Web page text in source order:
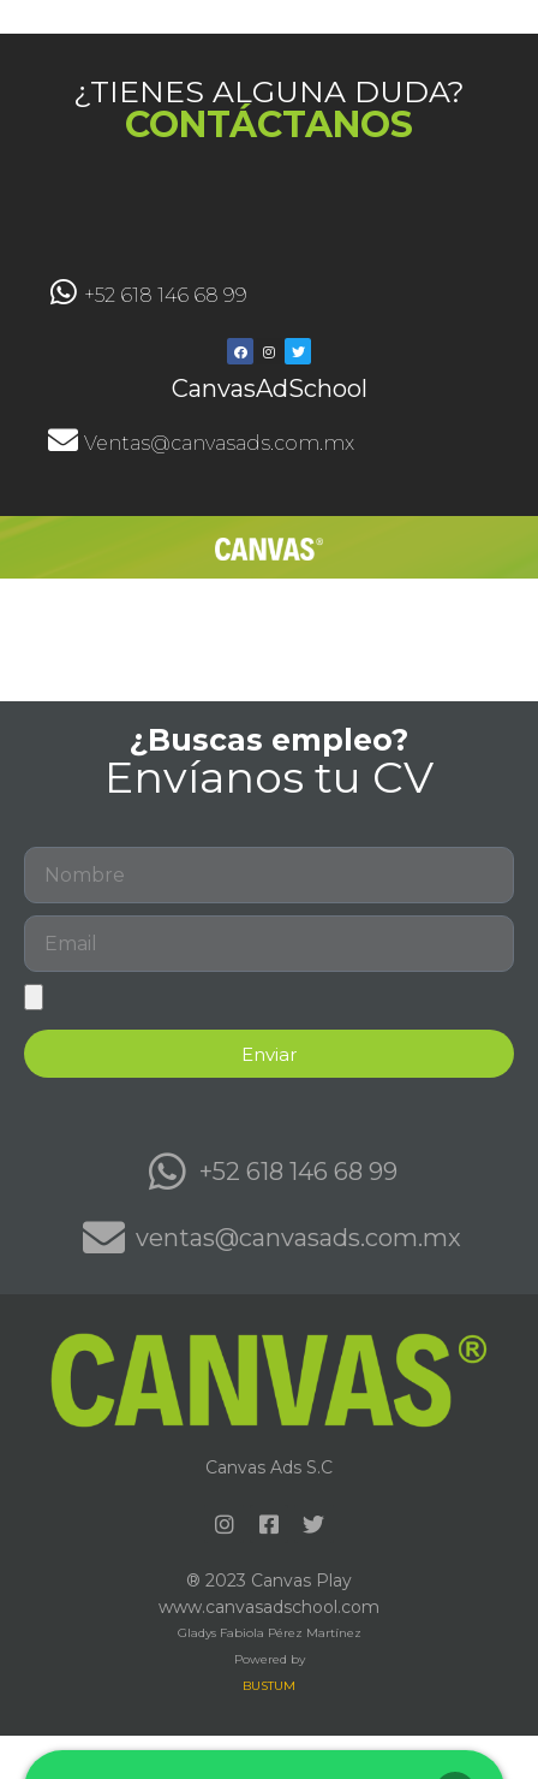
¿TIENES ALGUNA DUDA?
CONTÁCTANOS
+52 618 146 68 99
CanvasAdSchool
Ventas@canvasads.com.mx
¿Buscas empleo?
Envíanos tu CV
Enviar
+52 618 146 68 99
ventas@canvasads.com.mx
Canvas Ads S.C
® 2023 Canvas Play
www.canvasadschool.com
Gladys Fabiola Pérez Martínez
Powered by
BUSTUM